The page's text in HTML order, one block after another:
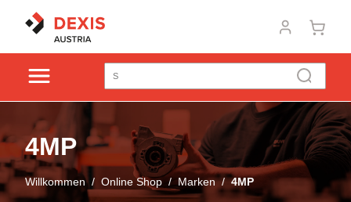
4MP
Willkommen / Online Shop / Marken / 4MP